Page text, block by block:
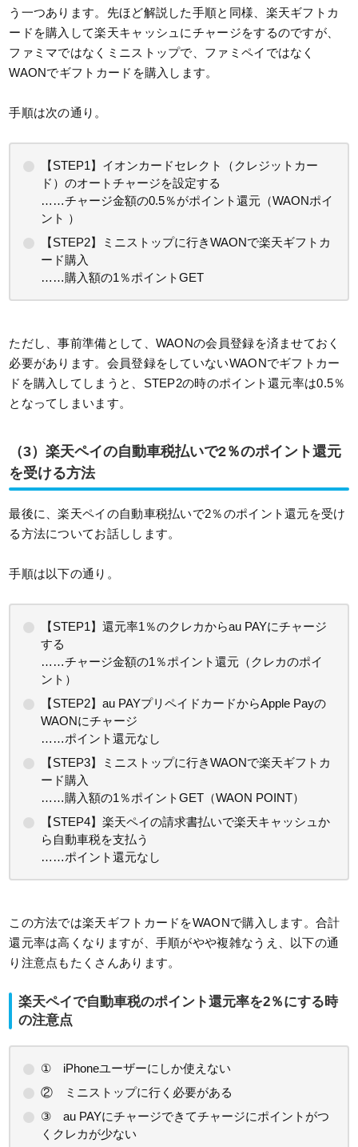
う一つあります。先ほど解説した手順と同様、楽天ギフトカ
ードを購入して楽天キャッシュにチャージをするのですが、
ファミマではなくミニストップで、ファミペイではなく
WAONでギフトカードを購入します。
手順は次の通り。
【STEP1】イオンカードセレクト（クレジットカー
ド）のオートチャージを設定する
……チャージ金額の0.5％がポイント還元（WAONポイ
ント ）
【STEP2】ミニストップに行きWAONで楽天ギフトカ
ード購入
……購入額の1％ポイントGET
ただし、事前準備として、WAONの会員登録を済ませておく
必要があります。会員登録をしていないWAONでギフトカー
ドを購入してしまうと、STEP2の時のポイント還元率は0.5％
となってしまいます。
（3）楽天ペイの自動車税払いで2％のポイント還元
を受ける方法
最後に、楽天ペイの自動車税払いで2％のポイント還元を受け
る方法についてお話しします。
手順は以下の通り。
【STEP1】還元率1％のクレカからau PAYにチャージ
する
……チャージ金額の1％ポイント還元（クレカのポイ
ント）
【STEP2】au PAYプリペイドカードからApple Payの
WAONにチャージ
……ポイント還元なし
【STEP3】ミニストップに行きWAONで楽天ギフトカ
ード購入
……購入額の1％ポイントGET（WAON POINT）
【STEP4】楽天ペイの請求書払いで楽天キャッシュか
ら自動車税を支払う
……ポイント還元なし
この方法では楽天ギフトカードをWAONで購入します。合計
還元率は高くなりますが、手順がやや複雑なうえ、以下の通
り注意点もたくさんあります。
楽天ペイで自動車税のポイント還元率を2％にする時
の注意点
① iPhoneユーザーにしか使えない
② ミニストップに行く必要がある
③ au PAYにチャージできてチャージにポイントがつ
くクレカが少ない